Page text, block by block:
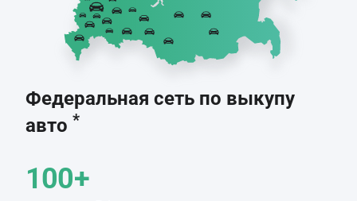
Федеральная сеть по выкупу
авто *
100+